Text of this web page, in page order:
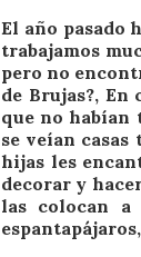
El año pasado
trabajamos
pero no
de Brujas?,
que no habían
se veían
hijas les
decorar y
las colocan a